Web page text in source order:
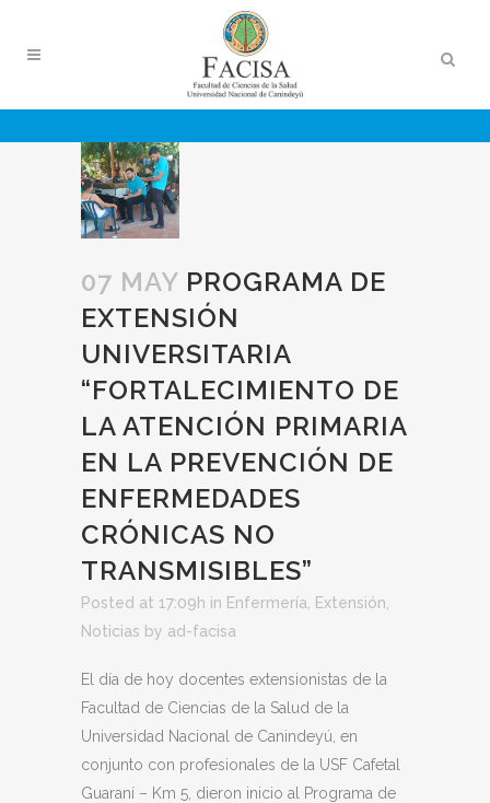
07 MAY PROGRAMA DE
EXTENSIÓN
UNIVERSITARIA
“FORTALECIMIENTO DE
LA ATENCIÓN PRIMARIA
EN LA PREVENCIÓN DE
ENFERMEDADES
CRÓNICAS NO
TRANSMISIBLES”
Posted at 17:09h in Enfermería Extensión
Noticias by ad-facisa
El día de hoy docentes extensionistas de la
Facultad de Ciencias de la Salud de la
Universidad Nacional de Canindeyú, en
conjunto con profesionales de la USF Cafetal
Guaraní – Km 5, dieron inicio al Programa de